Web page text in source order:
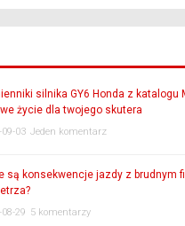
silnika GY6 Honda z katalogu
życie dla twojego skutera
03 Jeden komentarz
są konsekwencje jazdy z brudnym
29 5 komentarzy